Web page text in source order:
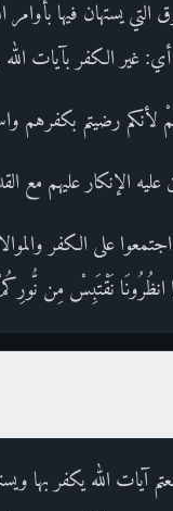
يستهان فيها بأوامر
الكفر بآيات الله
رضيتم بكفرهم
الإنكار عليهم مع
على الكفر
انظُرُونَا نَقْتَبِسْ مِن
آيات الله يكفر بها